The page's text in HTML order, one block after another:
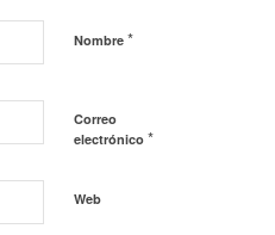
Nombre *
Correo
electrónico *
Web